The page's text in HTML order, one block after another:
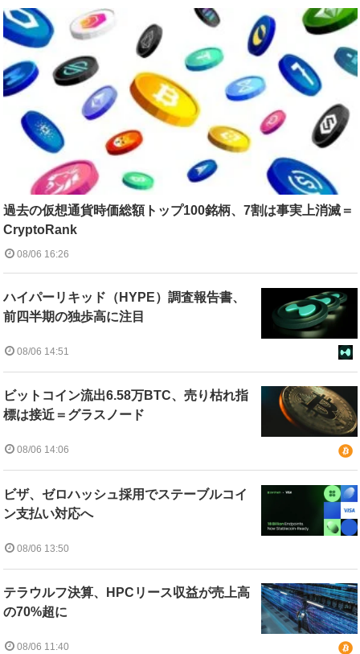
過去の仮想通貨時価総額トップ100銘柄、7割は事実上消滅＝
CryptoRank
08/06 16:26
ハイパーリキッド（HYPE）調査報告書、
前四半期の独歩高に注目
08/06 14:51
ビットコイン流出6.58万BTC、売り枯れ指
標は接近＝グラスノード
08/06 14:06
ビザ、ゼロハッシュ採用でステーブルコイ
ン支払い対応へ
08/06 13:50
テラウルフ決算、HPCリース収益が売上高
の70%超に
08/06 11:40